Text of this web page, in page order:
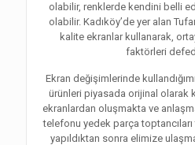
olabilir, renklerde kendini belli
olabilir. Kadıköy’de yer alan
kalite ekranlar kullanarak,
faktörleri
Ekran değişimlerinde
ürünleri piyasada orijinal olarak
ekranlardan oluşmakta ve
telefonu yedek parça
yapıldıktan sonra elimize